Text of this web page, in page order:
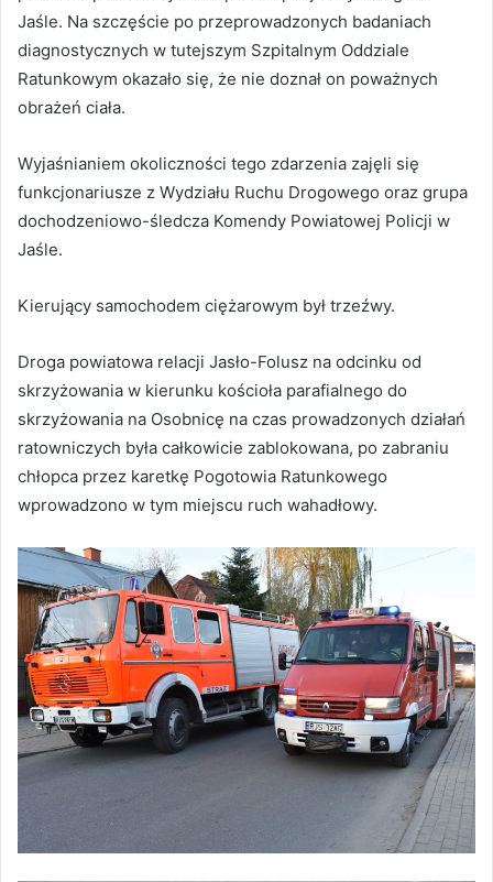
Jaśle. Na szczęście po przeprowadzonych badaniach
diagnostycznych w tutejszym Szpitalnym Oddziale
Ratunkowym okazało się, że nie doznał on poważnych
obrażeń ciała.
Wyjaśnianiem okoliczności tego zdarzenia zajęli się
funkcjonariusze z Wydziału Ruchu Drogowego oraz grupa
dochodzeniowo-śledcza Komendy Powiatowej Policji w
Jaśle.
Kierujący samochodem ciężarowym był trzeźwy.
Droga powiatowa relacji Jasło-Folusz na odcinku od
skrzyżowania w kierunku kościoła parafialnego do
skrzyżowania na Osobnicę na czas prowadzonych działań
ratowniczych była całkowicie zablokowana, po zabraniu
chłopca przez karetkę Pogotowia Ratunkowego
wprowadzono w tym miejscu ruch wahadłowy.